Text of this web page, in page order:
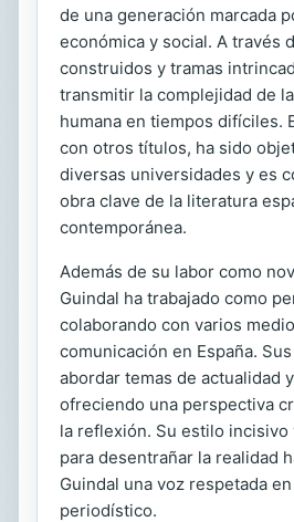
de una generación marcada
económica y social. A través
construidos y tramas
transmitir la complejidad de
humana en tiempos difíciles.
con otros títulos, ha sido
diversas universidades y es
obra clave de la literatura
contemporánea.
Además de su labor como
Guindal ha trabajado como
colaborando con varios
comunicación en España.
abordar temas de actualidad
ofreciendo una perspectiva
la reflexión. Su estilo incisivo
para desentrañar la realidad
Guindal una voz respetada
periodístico.